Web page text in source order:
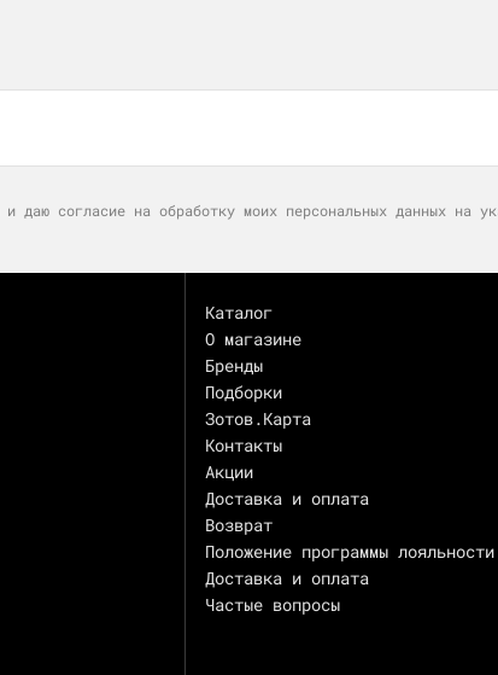
и даю согласие на обработку моих персональных данных на
Каталог
О магазине
Бренды
Подборки
Зотов.Карта
Контакты
Акции
Доставка и оплата
Возврат
Положение программы лояльности
Доставка и оплата
Частые вопросы